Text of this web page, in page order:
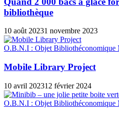
bibliothèque
10 août 20231 novembre 2023
O.B.N.I : Objet Bibliothéconomique
Mobile Library Project
10 avril 202312 février 2024
O.B.N.I : Objet Bibliothéconomique